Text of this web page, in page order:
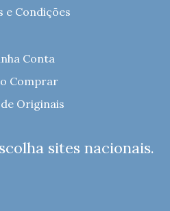
e Condições
Conta
Comprar
Originais
sites nacionais.